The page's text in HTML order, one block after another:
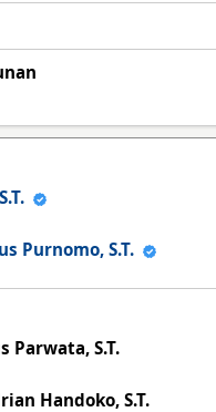
Purnomo, S.T.
Parwata, S.T.
Handoko, S.T.